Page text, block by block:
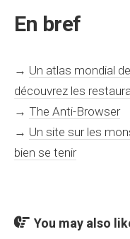
En bref
→ Un atlas mondial
découvrez les
→ The Anti-Browser
→ Un site sur les
bien se tenir
You may also